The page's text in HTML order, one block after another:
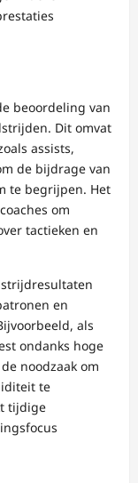
beoordeling van
Dit omvat
assists,
de bijdrage van
te begrijpen. Het
om
tactieken en
en
als
ondanks hoge
noodzaak om
te
tijdige